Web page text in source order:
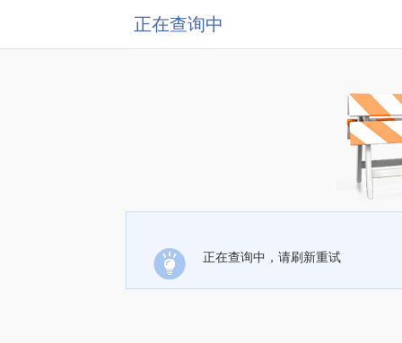
正在查询中
正在查询中，请刷新重试